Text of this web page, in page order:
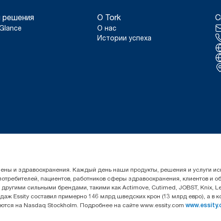
О Tork
О нас
Истории успеха
и здравоохранения. Каждый день наши продукты, решения и услуги
пациентов, работников сферы здравоохранения, клиентов
сильными брендами, такими как Actimove, Cutimed, JOBST, Knix,
Essity составил примерно 146 млрд шведских крон (13 млрд евро), а в
на Nasdaq Stockholm. Подробнее на сайте www.essity.com